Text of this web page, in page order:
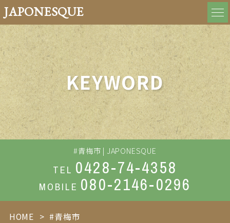
JAPONESQUE
KEYWORD
#青梅市 | JAPONESQUE
TEL 0428-74-4358
MOBILE 080-2146-0296
HOME #青梅市